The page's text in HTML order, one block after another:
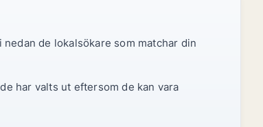
de lokalsökare som matchar din
har valts ut eftersom de kan vara